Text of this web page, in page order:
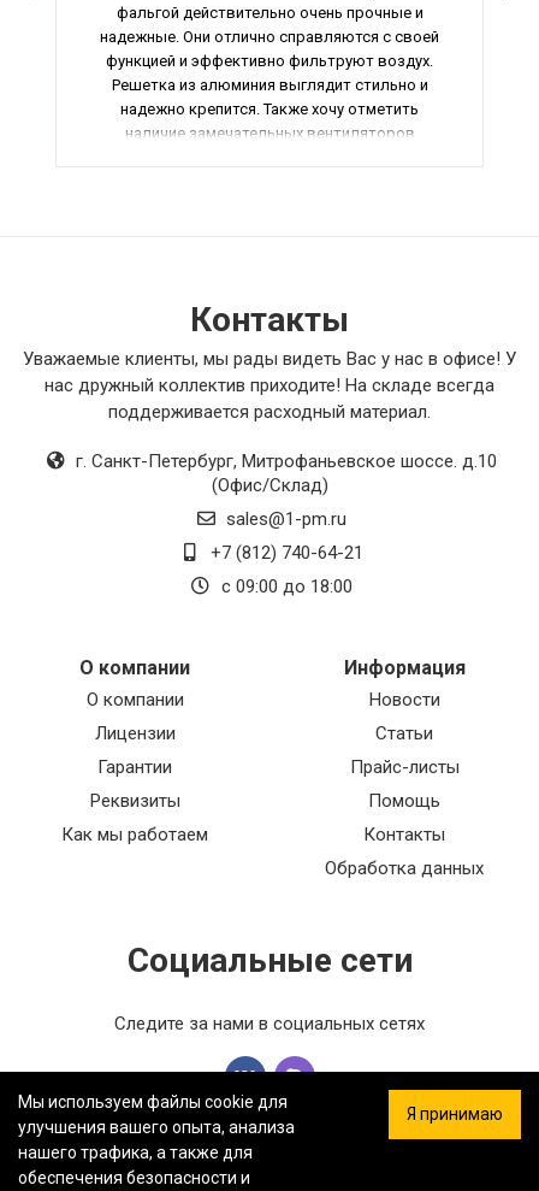
фальгой действительно очень прочные и
надежные. Они отлично справляются с своей
функцией и эффективно фильтруют воздух.
Решетка из алюминия выглядит стильно и
надежно крепится. Также хочу отметить
наличие замечательных вентиляторов
также не разочаровали, идеально подходят
для поддержания комфортного микроклимата.
Наконец, я хочу отметить высокую
эффективность насосов, которые работают
бесшумно и без сбоев. В целом, я остался
они полностью оправдали мои ожидания.
Рекомендую к покупке!
Контакты
Уважаемые клиенты, мы рады видеть Вас у нас в офисе! У
нас дружный коллектив приходите! На складе всегда
поддерживается расходный материал.
г. Санкт-Петербург, Митрофаньевское шоссе. д.10
(Офис/Склад)
sales@1-pm.ru
+7 (812) 740-64-21
с 09:00 до 18:00
О компании
О компании
Лицензии
Гарантии
Реквизиты
Как мы работаем
Информация
Новости
Статьи
Прайс-листы
Помощь
Контакты
Обработка данных
Социальные сети
Следите за нами в социальных сетях
Мы используем файлы cookie для
улучшения вашего опыта, анализа
нашего трафика, а также для
обеспечения безопасности и
Я принимаю